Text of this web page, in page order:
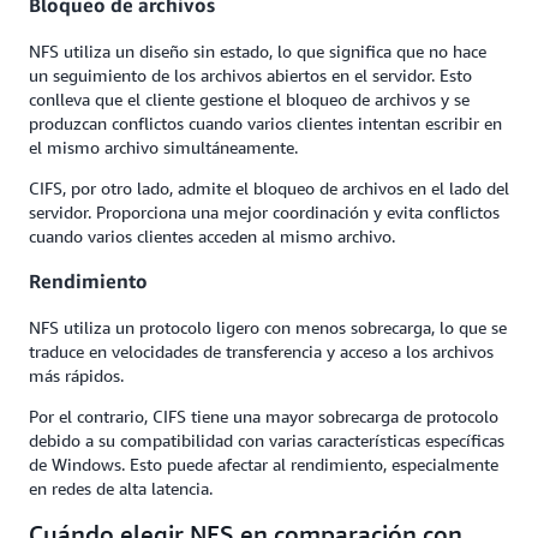
Bloqueo de archivos
NFS utiliza un diseño sin estado, lo que significa que no hace
un seguimiento de los archivos abiertos en el servidor. Esto
conlleva que el cliente gestione el bloqueo de archivos y se
produzcan conflictos cuando varios clientes intentan escribir en
el mismo archivo simultáneamente.
CIFS, por otro lado, admite el bloqueo de archivos en el lado del
servidor. Proporciona una mejor coordinación y evita conflictos
cuando varios clientes acceden al mismo archivo.
Rendimiento
NFS utiliza un protocolo ligero con menos sobrecarga, lo que se
traduce en velocidades de transferencia y acceso a los archivos
más rápidos.
Por el contrario, CIFS tiene una mayor sobrecarga de protocolo
debido a su compatibilidad con varias características específicas
de Windows. Esto puede afectar al rendimiento, especialmente
en redes de alta latencia.